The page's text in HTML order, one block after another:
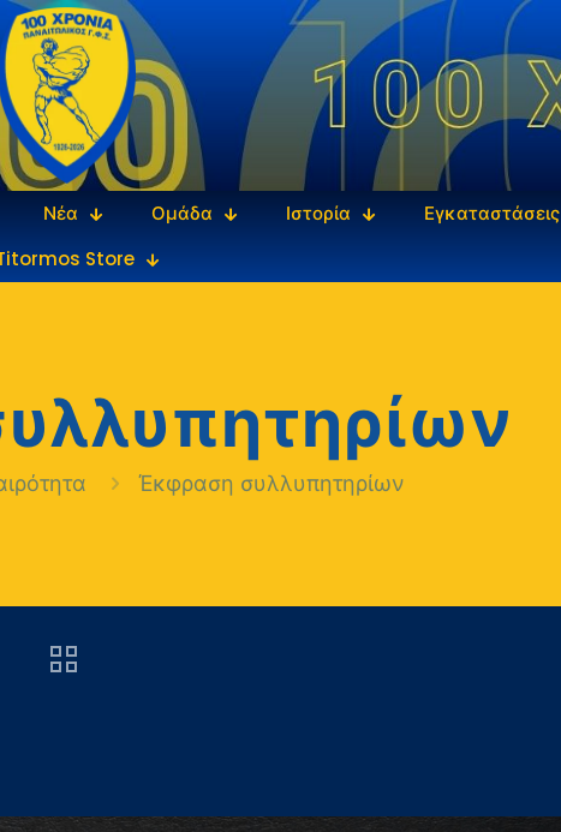
Νέα Ομάδα Ιστορία Εγκαταστάσεις
Store
Έκφραση συλλυπητηρίων